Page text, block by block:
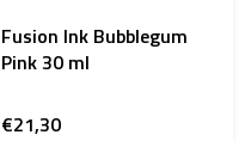
Fusion Ink Bubblegum
Pink 30 ml
€21,30